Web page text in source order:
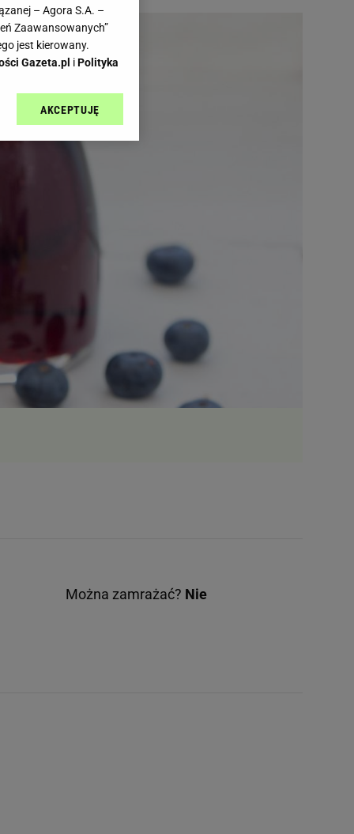
Można zamrażać? Nie
– Agora S.A. –
Zaawansowanych”
jest kierowany.
Gazeta.pl iPolityka
sp. z o.o., jej
AKCEPTUJĘ